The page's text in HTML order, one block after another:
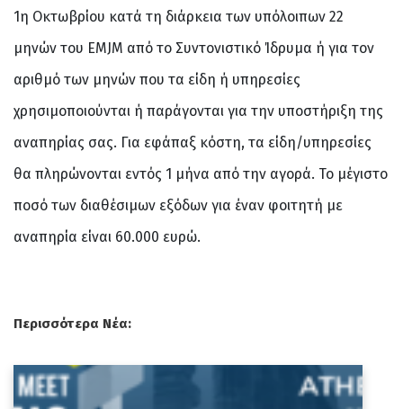
1η Οκτωβρίου κατά τη διάρκεια των υπόλοιπων 22
μηνών του EMJM από το Συντονιστικό Ίδρυμα ή για τον
αριθμό των μηνών που τα είδη ή υπηρεσίες
χρησιμοποιούνται ή παράγονται για την υποστήριξη της
αναπηρίας σας. Για εφάπαξ κόστη, τα είδη/υπηρεσίες
θα πληρώνονται εντός 1 μήνα από την αγορά. Το μέγιστο
ποσό των διαθέσιμων εξόδων για έναν φοιτητή με
αναπηρία είναι 60.000 ευρώ.
Περισσότερα Νέα: